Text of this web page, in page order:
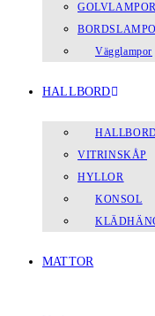
GOLVLAMPOR
Vägglampor
HALLBORD
VITRINSKÅP
HYLLOR
KONSOL
MATTOR